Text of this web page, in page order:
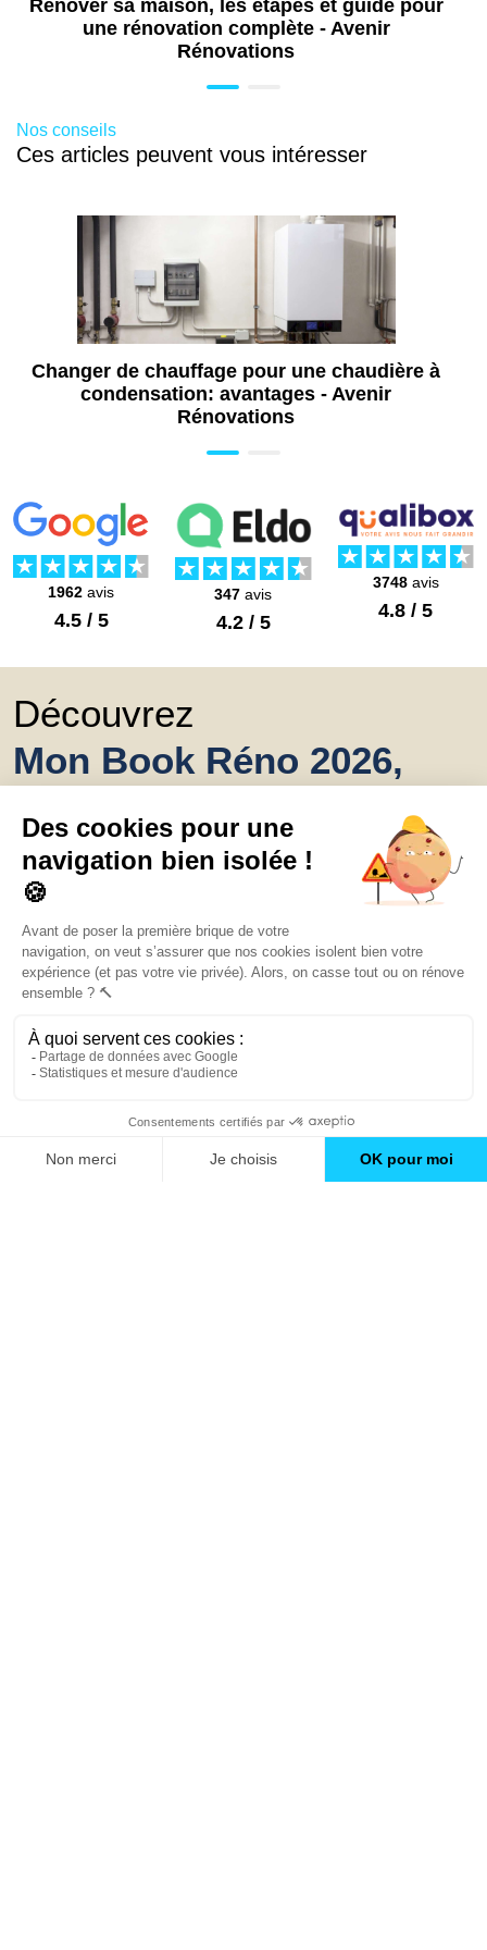
Rénover sa maison, les étapes et guide pour
une rénovation complète - Avenir
Rénovations
Nos conseils
Ces articles peuvent vous intéresser
Changer de chauffage pour une chaudière à
condensation: avantages - Avenir
Rénovations
1962 avis
4.5 / 5
347 avis
4.2 / 5
3748avis
4.8 / 5
Découvrez
Mon Book Réno 2026,
un catalogue de
conseils et inspirations
Trouver une agence
GO